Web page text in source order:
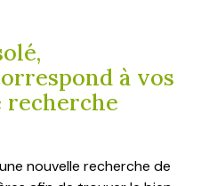
à vos
recherche
nouvelle recherche de